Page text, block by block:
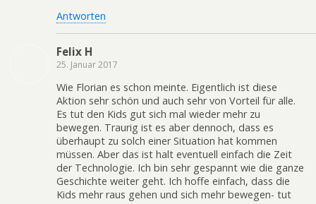
Antworten
Felix H
25. Januar 2017
Wie Florian es schon meinte. Eigentlich ist diese
Aktion sehr schön und auch sehr von Vorteil für alle.
Es tut den Kids gut sich mal wieder mehr zu
bewegen. Traurig ist es aber dennoch, dass es
überhaupt zu solch einer Situation hat kommen
müssen. Aber das ist halt eventuell einfach die Zeit
der Technologie. Ich bin sehr gespannt wie die ganze
Geschichte weiter geht. Ich hoffe einfach, dass die
Kids mehr raus gehen und sich mehr bewegen- tut